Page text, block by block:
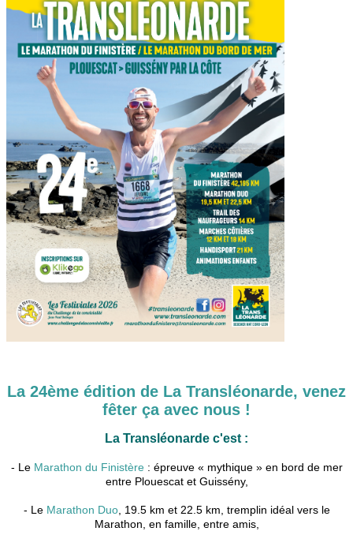
La 24ème édition de La Transléonarde, venez
fêter ça avec nous !
La Transléonarde c'est :
- Le Marathon du Finistère: épreuve « mythique » en bord de mer
entre Plouescat et Guissény,
- Le Marathon Duo, 19.5 km et 22.5 km, tremplin idéal vers le
Marathon, en famille, entre amis,